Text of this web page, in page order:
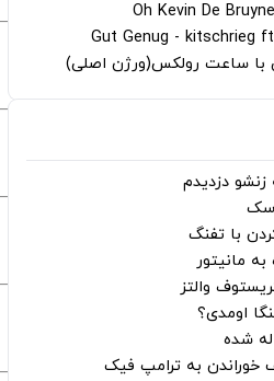
با ساعت رولکس(ورژن اصلی)
دزدیدم
با تفنگ
مانیتور
والتز
اومدی؟
له شده
خوراندن به ترامپ فیک